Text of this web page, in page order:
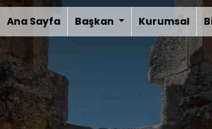
Ana Sayfa Başkan Kurumsal